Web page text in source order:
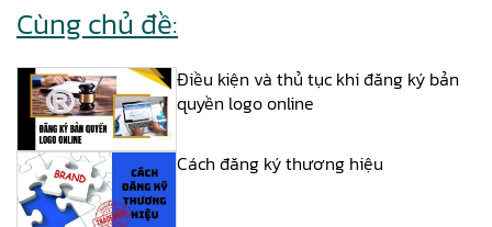
Cùng chủ đề:
Điều kiện và thủ tục khi đăng ký bản
quyền logo online
Cách đăng ký thương hiệu